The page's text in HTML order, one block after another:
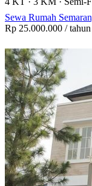
Sewa Rumah
Rp 25.000.000 / tahun